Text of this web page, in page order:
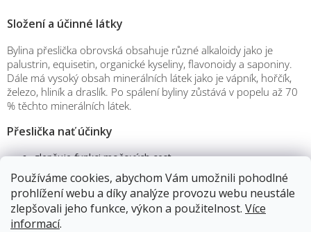
Používáme cookies, abychom Vám umožnili pohodlné
prohlížení webu a díky analýze provozu webu neustále
zlepšovali jeho funkce, výkon a použitelnost. Více
informací.
Složení a účinné látky
Bylina přeslička obrovská obsahuje různé alkaloidy jako je
palustrin, equisetin, organické kyseliny, flavonoidy a saponiny.
Dále má vysoký obsah minerálních látek jako je vápník, hořčík,
železo, hliník a draslík. Po spálení byliny zůstává v popelu až 70
% těchto minerálních látek.
Přeslička nať účinky
zlepšuje funkci močových cest
posílení vlasů a nehtů
podporuje správné fungování jater
podporuje zdravý stav kostí a kloubů
podpora dýchacího systému
detoxikace těla